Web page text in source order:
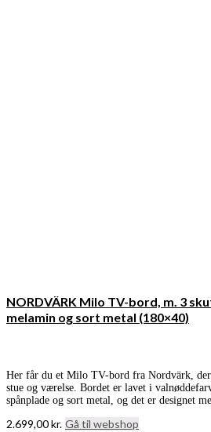
NORDVÄRK Milo TV-bord, m. 3
melamin og sort metal (180×40)
Her får du et Milo TV-bord fra Nordvärk, der
stue og værelse. Bordet er lavet i
spånplade og sort metal, og det er designet
2.699,00kr. Gå til webshop